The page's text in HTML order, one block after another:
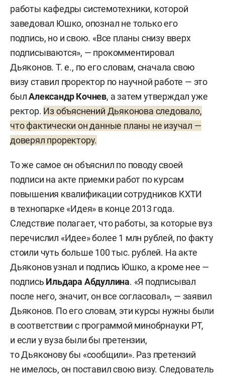
работы кафедры системотехники, которой
заведовал Юшко, опознал не только его
подпись, но и свою. «Все планы снизу вверх
подписываются», — прокомментировал
Дьяконов. Т. е., по его словам, сначала свою
визу ставил проректор по научной работе — это
былАлександр Кочнев, а затем утверждал уже
ректор. Из объяснений Дьяконова следовало,
что фактически он данные планы не изучал —
доверял проректору.
То же самое он объяснил по поводу своей
подписи на акте приемки работ по курсам
повышения квалификации сотрудников КХТИ
в технопарке «Идея» в конце 2013 года.
Следствие полагает, что работы, за которые вуз
перечислил «Идее» более 1 млн рублей, по факту
стоили чуть больше 100 тыс. рублей. На акте
Дьяконов узнал и подпись Юшко, а кроме нее —
подпись Ильдара Абдуллина. «Я подписывал
после него, значит, он все согласовал», — заявил
Дьяконов. По его словам, эти курсы нужны были
в соответствии с программой минобрнауки РТ,
и если у вуза были бы претензии,
то Дьяконову бы «сообщили». Раз претензий
не имелось, он поставил свою визу. Следователь